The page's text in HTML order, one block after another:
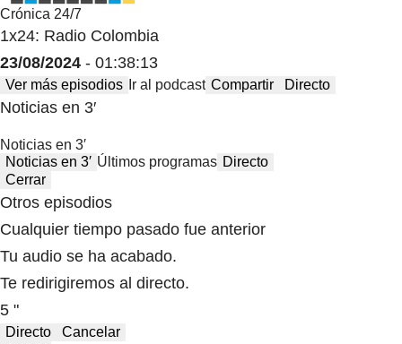
Crónica 24/7
1x24: Radio Colombia
23/08/2024 - 01:38:13
Ver más episodios Ir al podcast Compartir Directo
Noticias en 3′
Noticias en 3′
Noticias en 3′ Últimos programas Directo
Cerrar
Otros episodios
Cualquier tiempo pasado fue anterior
Tu audio se ha acabado.
Te redirigiremos al directo.
5 "
Directo
Cancelar